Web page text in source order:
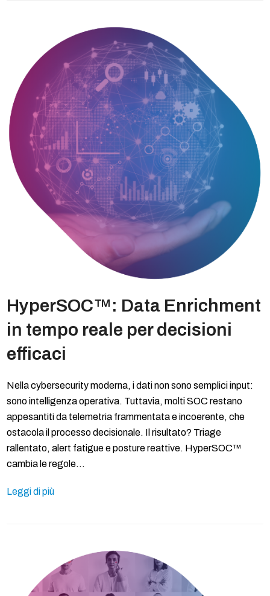
HyperSOC™: Data Enrichment
in tempo reale per decisioni
efficaci
Nella cybersecurity moderna, i dati non sono semplici input:
sono intelligenza operativa. Tuttavia, molti SOC restano
appesantiti da telemetria frammentata e incoerente, che
ostacola il processo decisionale. Il risultato? Triage
rallentato, alert fatigue e posture reattive. HyperSOC™
cambia le regole…
Leggi di più